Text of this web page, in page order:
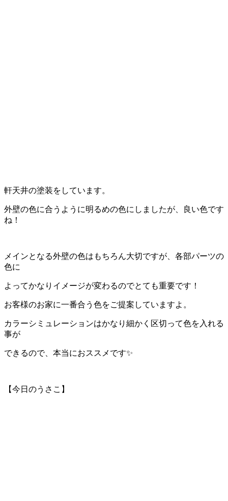
軒天井の塗装をしています。
外壁の色に合うように明るめの色にしましたが、良い色です
ね！
メインとなる外壁の色はもちろん大切ですが、各部パーツの
色に
よってかなりイメージが変わるのでとても重要です！
お客様のお家に一番合う色をご提案していますよ。
カラーシミュレーションはかなり細かく区切って色を入れる
事が
できるので、本当におススメです✨
【今日のうさこ】